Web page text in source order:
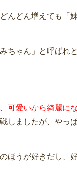
んどん増えても「
ちゃん」と呼ばれ
可愛いから綺麗に
しましたが、やっ
ほうが好きだし、